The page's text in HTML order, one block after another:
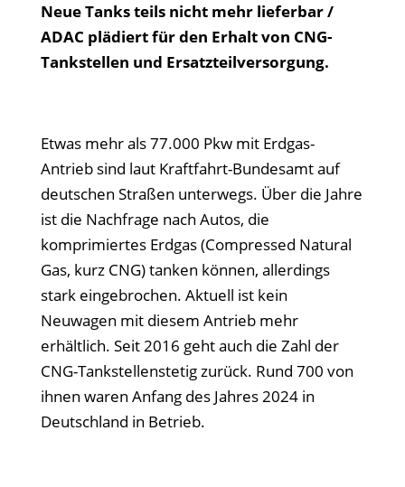
Neue Tanks teils nicht mehr lieferbar /
ADAC plädiert für den Erhalt von CNG-
Tankstellen und Ersatzteilversorgung.
Etwas mehr als 77.000 Pkw mit Erdgas-
Antrieb sind laut Kraftfahrt-Bundesamt auf
deutschen Straßen unterwegs. Über die Jahre
ist die Nachfrage nach Autos, die
komprimiertes Erdgas (Compressed Natural
Gas, kurz CNG) tanken können, allerdings
stark eingebrochen. Aktuell ist kein
Neuwagen mit diesem Antrieb mehr
erhältlich. Seit 2016 geht auch die Zahl der
CNG-Tankstellenstetig zurück. Rund 700 von
ihnen waren Anfang des Jahres 2024 in
Deutschland in Betrieb.